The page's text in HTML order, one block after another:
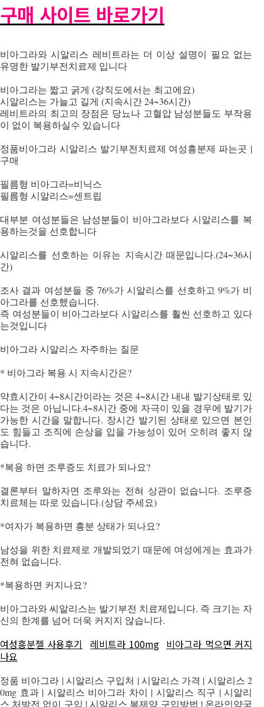
구매 사이트 바로가기
비아그라와 시알리스 레비트라는 더 이상 설명이 필요 없는
유명한 발기부전치료제 입니다
비아그라는 짧고 굵게 (강직도에서는 최고에요)
시알리스는 가늘고 길게 (지속시간 24~36시간)
레비트라의 최고의 장점은 당뇨나 고혈압 남성분들도 부작용
이 없이 복용하실수 있습니다
정품비아그라 시알리스 발기부전치료제 여성흥분제 파는곳 |
구매
필름형 비아그라=비닉스
필름형 시알리스=센트립
대부분 여성분들은 남성분들이 비아그라보다 시알리스를 복
용하는것을 선호합니다
시알리스를 선호하는 이유는 지속시간 때문입니다.(24~36시
간)
조사 결과 여성분들 중 76%가 시알리스를 선호하고 9%가 비
아그라를 선호했습니다.
즉 여성분들이 비아그라보다 시알리스를 훨씬 선호하고 있다
는것입니다
비아그라 시알리스 자주하는 질문
* 비아그라 복용 시 지속시간은?
약효시간이 4~8시간이라는 것은 4~8시간 내내 발기상태로 있
다는 것은 아닙니다.4~8시간 중에 자극이 있을 경우에 발기가
가능한 시간을 말합니다. 장시간 발기된 상태로 있으면 본인
도 힘들고 조직에 손상을 입을 가능성이 있어 오히려 좋지 않
습니다.
*복용 하면 조루증도 치료가 되나요?
결론부터 말하자면 조루와는 전혀 상관이 없습니다. 조루증
치료체는 따로 있습니다.(상담 주세요)
*여자가 복용하면 흥분 상태가 되나요?
남성을 위한 치료제로 개발되었기 때문에 여성에게는 효과가
전혀 없습니다.
*복용하면 커지나요?
비아그라와 씨알리스는 발기부전 치료제입니다. 즉 크기는 자
신의 한계를 넘어 더욱 커지지 않습니다.
여성흥분젤 사용후기 레비트라 100mg 비아그라 먹으면 커지
나요
정품 비아그라 | 시알리스 구입처 | 시알리스 가격 | 시알리스 2
0mg 효과 | 시알리스 비아그라 차이 | 시알리스 직구 | 시알리
스 처방전 없이 구입 | 시알리스 복제약 구입방법 | 온라인약국